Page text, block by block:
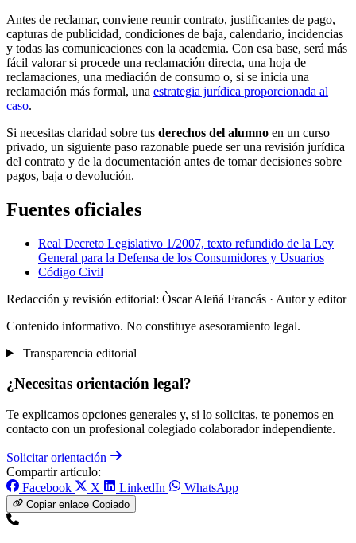
Antes de reclamar, conviene reunir contrato, justificantes de pago,
capturas de publicidad, condiciones de baja, calendario, incidencias
y todas las comunicaciones con la academia. Con esa base, será más
fácil valorar si procede una reclamación directa, una hoja de
reclamaciones, una mediación de consumo o, si se inicia una
reclamación más formal, una estrategia jurídica proporcionada al
caso.
Si necesitas claridad sobre tus derechos del alumno en un curso
privado, un siguiente paso razonable puede ser una revisión jurídica
del contrato y de la documentación antes de tomar decisiones sobre
pagos, baja o devolución.
Fuentes oficiales
Real Decreto Legislativo 1/2007, texto refundido de la Ley
General para la Defensa de los Consumidores y Usuarios
Código Civil
Redacción y revisión editorial: Òscar Aleñá Francás · Autor y editor
Contenido informativo. No constituye asesoramiento legal.
Transparencia editorial
¿Necesitas orientación legal?
Te explicamos opciones generales y, si lo solicitas, te ponemos en
contacto con un profesional colegiado colaborador independiente.
Solicitar orientación
Compartir artículo:
Facebook
X LinkedIn WhatsApp
Copiar enlace Copiado